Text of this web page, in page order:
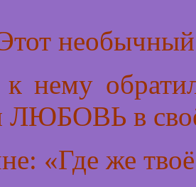
необычный
нему
ЛЮБОВЬ в
«Где же твоё